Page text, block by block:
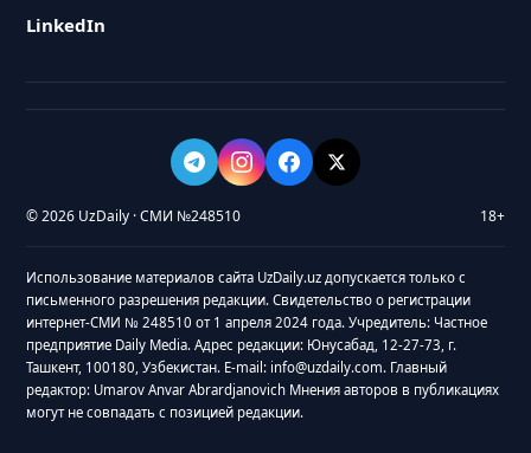
LinkedIn
© 2026 UzDaily · СМИ №248510 18+
Использование материалов сайта UzDaily.uz допускается только с
письменного разрешения редакции. Свидетельство о регистрации
интернет-СМИ № 248510 от 1 апреля 2024 года. Учредитель: Частное
предприятие Daily Media. Адрес редакции: Юнусабад, 12-27-73, г.
Ташкент, 100180, Узбекистан. E-mail: info@uzdaily.com. Главный
редактор: Umarov Anvar Abrardjanovich Мнения авторов в публикациях
могут не совпадать с позицией редакции.